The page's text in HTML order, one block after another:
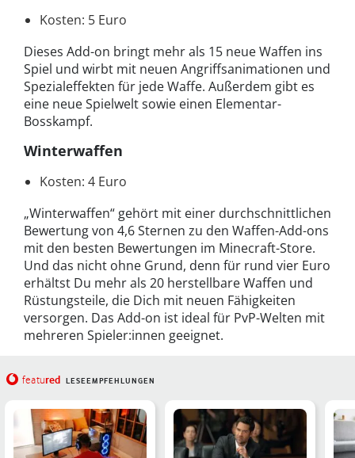
Kosten: 5 Euro
Dieses Add-on bringt mehr als 15 neue Waffen ins
Spiel und wirbt mit neuen Angriffsanimationen und
Spezialeffekten für jede Waffe. Außerdem gibt es
eine neue Spielwelt sowie einen Elementar-
Bosskampf.
Winterwaffen
Kosten: 4 Euro
„Winterwaffen“ gehört mit einer durchschnittlichen
Bewertung von 4,6 Sternen zu den Waffen-Add-ons
mit den besten Bewertungen im Minecraft-Store.
Und das nicht ohne Grund, denn für rund vier Euro
erhältst Du mehr als 20 herstellbare Waffen und
Rüstungsteile, die Dich mit neuen Fähigkeiten
versorgen. Das Add-on ist ideal für PvP-Welten mit
mehreren Spieler:innen geeignet.
featured LESEEMPFEHLUNGEN